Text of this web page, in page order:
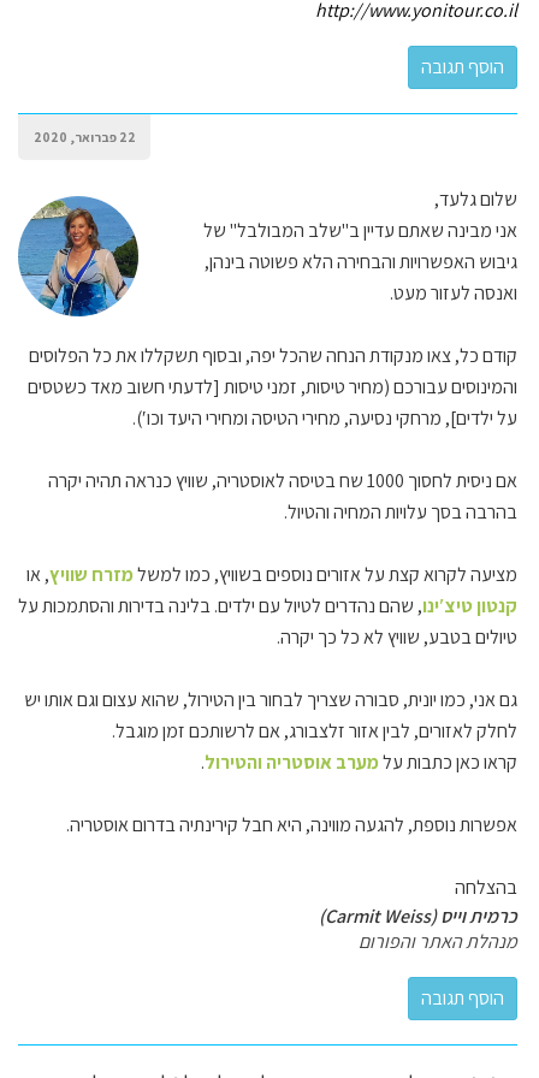
http://www.yonitour.co.il
22 פברואר, 2020
שלום גלעד,
אני מבינה שאתם עדיין ב"שלב המבולבל" של
גיבוש האפשרויות והבחירה הלא פשוטה בינהן,
ואנסה לעזור מעט.
קודם כל, צאו מנקודת הנחה שהכל יפה, ובסוף תשקללו את כל הפלוסים
והמינוסים עבורכם (מחיר טיסות, זמני טיסות [לדעתי חשוב מאד כשטסים
על ילדים], מרחקי נסיעה, מחירי הטיסה ומחירי היעד וכו′).
אם ניסית לחסוך 1000 שח בטיסה לאוסטריה, שוויץ כנראה תהיה יקרה
בהרבה בסך עלויות המחיה והטיול.
מציעה לקרוא קצת על אזורים נוספים בשוויץ, כמו למשלמזרח שוויץ, או
קנטון טיצ′ינו, שהם נהדרים לטיול עם ילדים. בלינה בדירות והסתמכות על
טיולים בטבע, שוויץ לא כל כך יקרה.
גם אני, כמו יונית, סבורה שצריך לבחור בין הטירול, שהוא עצום וגם אותו יש
לחלק לאזורים, לבין אזור זלצבורג, אם לרשותכם זמן מוגבל.
קראו כאן כתבות עלמערב אוסטריה והטירול.
אפשרות נוספת, להגעה מווינה, היא חבל קירינתיה בדרום אוסטריה.
בהצלחה
כרמית וייס (Carmit Weiss)
מנהלת האתר והפורום